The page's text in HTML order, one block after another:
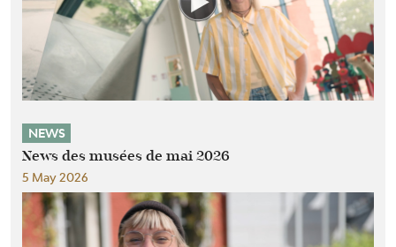
NEWS
News des musées de mai 2026
5 May 2026